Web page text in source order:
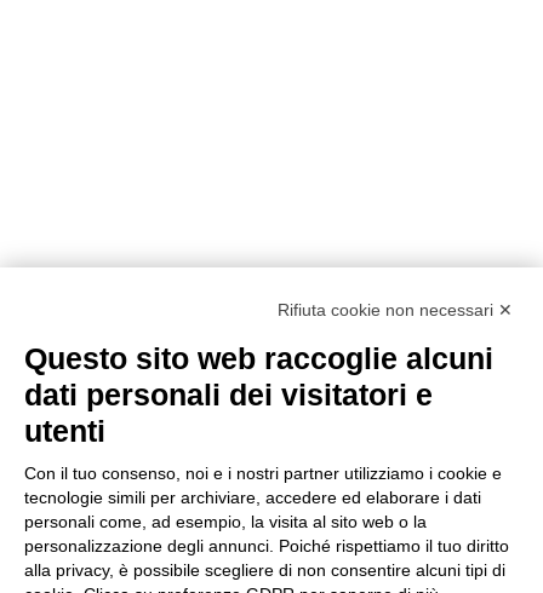
Metodi di pagamento
Rifiuta cookie non necessari ✕
Questo sito web raccoglie alcuni
dati personali dei visitatori e
utenti
Con il tuo consenso, noi e i nostri partner utilizziamo i cookie e
tecnologie simili per archiviare, accedere ed elaborare i dati
personali come, ad esempio, la visita al sito web o la
personalizzazione degli annunci. Poiché rispettiamo il tuo diritto
alla privacy, è possibile scegliere di non consentire alcuni tipi di